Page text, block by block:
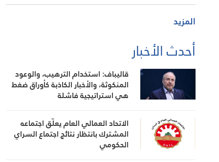
المزيد
أحدث الأخبار
قاليباف: استخدام الترهيب، والوعود
المنكوثة، والأخبار الكاذبة كأوراق ضغط
هي استراتيجية فاشلة
الاتحاد العمالي العام يعلّق اجتماعه
المشترك بانتظار نتائج اجتماع السراي
الحكومي